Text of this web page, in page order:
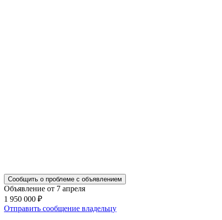
Сообщить о проблеме с объявлением
Объявление от 7 апреля
1 950 000 ₽
Отправить сообщение владельцу